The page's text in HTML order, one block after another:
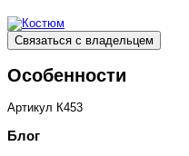
Связаться с владельцем
Особенности
Артикул К453
Блог